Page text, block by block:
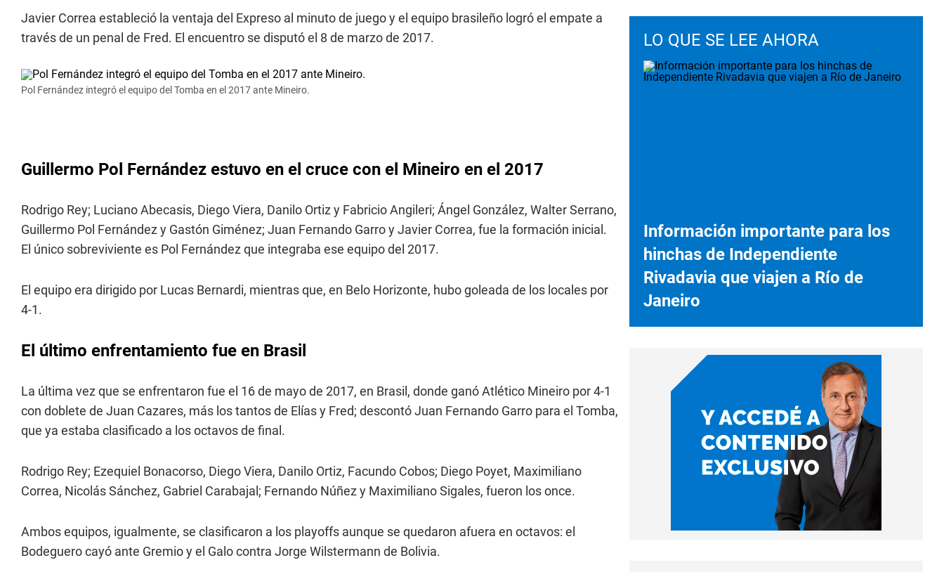
Javier Correa estableció la ventaja del Expreso al minuto de juego y el equipo brasileño logró el empate a
través de un penal de Fred. El encuentro se disputó el 8 de marzo de 2017.
Pol Fernández integró el equipo del Tomba en el 2017 ante Mineiro.
Guillermo Pol Fernández estuvo en el cruce con el Mineiro en el 2017
Rodrigo Rey; Luciano Abecasis, Diego Viera, Danilo Ortiz y Fabricio Angileri; Ángel González, Walter Serrano,
Guillermo Pol Fernández y Gastón Giménez; Juan Fernando Garro y Javier Correa, fue la formación inicial.
El único sobreviviente es Pol Fernández que integraba ese equipo del 2017.
El equipo era dirigido por Lucas Bernardi, mientras que, en Belo Horizonte, hubo goleada de los locales por
4-1.
El último enfrentamiento fue en Brasil
La última vez que se enfrentaron fue el 16 de mayo de 2017, en Brasil, donde ganó Atlético Mineiro por 4-1
con doblete de Juan Cazares, más los tantos de Elías y Fred; descontó Juan Fernando Garro para el Tomba,
que ya estaba clasificado a los octavos de final.
Rodrigo Rey; Ezequiel Bonacorso, Diego Viera, Danilo Ortiz, Facundo Cobos; Diego Poyet, Maximiliano
Correa, Nicolás Sánchez, Gabriel Carabajal; Fernando Núñez y Maximiliano Sigales, fueron los once.
Ambos equipos, igualmente, se clasificaron a los playoffs aunque se quedaron afuera en octavos: el
Bodeguero cayó ante Gremio y el Galo contra Jorge Wilstermann de Bolivia.
LO QUE SE LEE AHORA
Información importante para los
hinchas de Independiente
Rivadavia que viajen a Río de
Janeiro